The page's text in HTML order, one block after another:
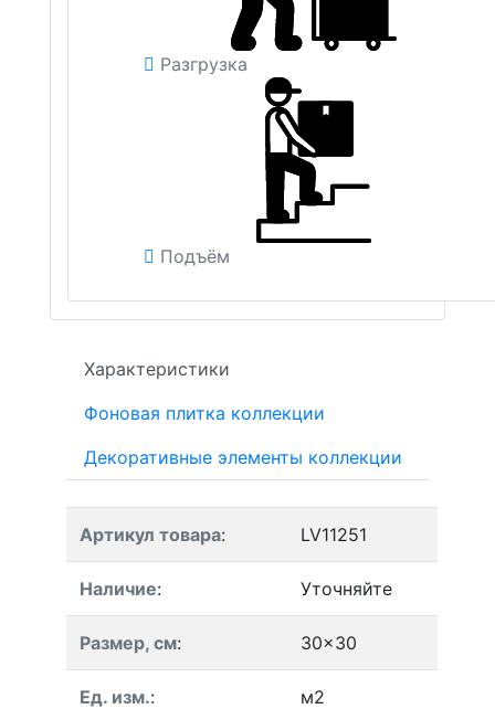
Разгрузка
Подъём
Характеристики
Фоновая плитка коллекции
Декоративные элементы коллекции
Артикул товара: LV11251
Наличие: Уточняйте
Размер, см: 30x30
Ед. изм.: м2